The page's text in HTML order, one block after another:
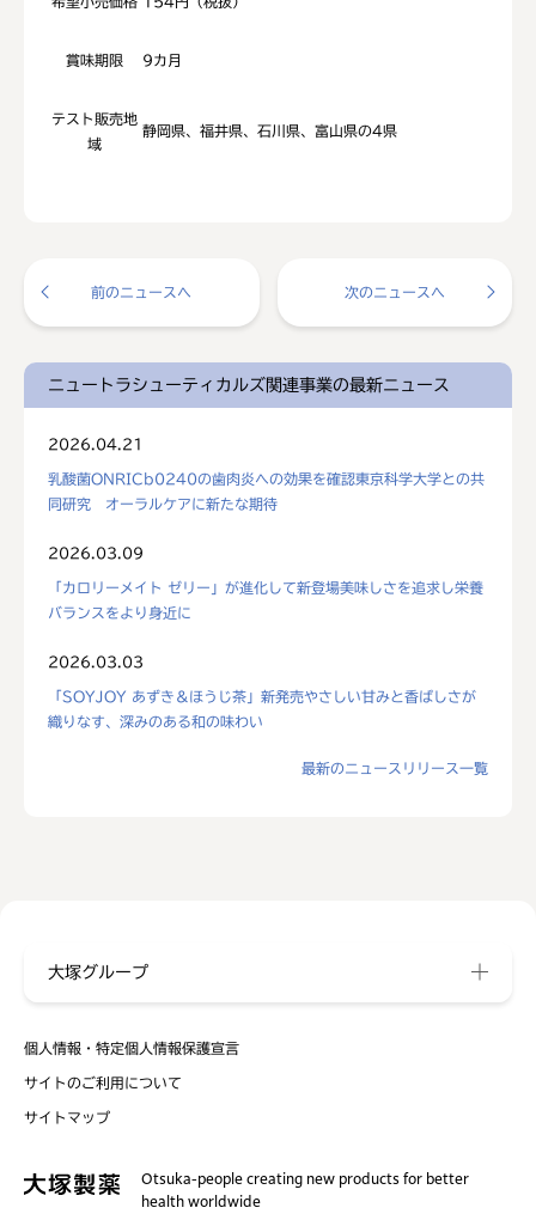
賞味期限 9カ月
テスト販売地
域
静岡県、福井県、石川県、富山県の4県
前のニュースへ 次のニュースへ
ニュートラシューティカルズ関連事業の最新ニュース
2026.04.21
乳酸菌ONRICb0240の歯肉炎への効果を確認東京科学大学との共
同研究 オーラルケアに新たな期待
2026.03.09
「カロリーメイト ゼリー」が進化して新登場美味しさを追求し栄養
バランスをより身近に
2026.03.03
「SOYJOY あずき＆ほうじ茶」新発売やさしい甘みと香ばしさが
織りなす、深みのある和の味わい
最新のニュースリリース一覧
個人情報・特定個人情報保護宣言
サイトのご利用について
サイトマップ
大塚グループ
Otsuka-people creating new products for better
health worldwide